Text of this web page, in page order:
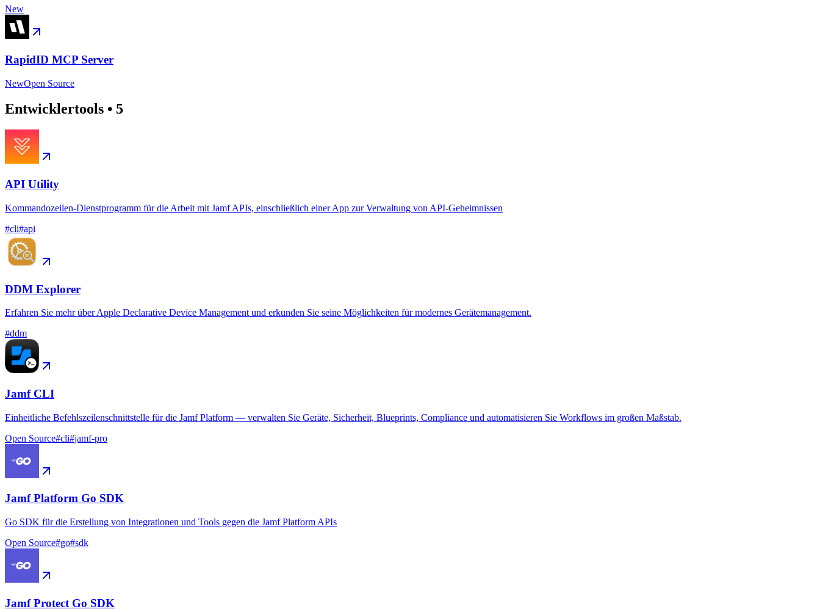
New
RapidID MCP Server
NewOpen Source
Entwicklertools • 5
API Utility
Kommandozeilen-Dienstprogramm für die Arbeit mit Jamf APIs, einschließlich einer App zur Verwaltung von API-Geheimnissen
#cli#api
DDM Explorer
Erfahren Sie mehr über Apple Declarative Device Management und erkunden Sie seine Möglichkeiten für modernes Gerätemanagement.
#ddm
Jamf CLI
Einheitliche Befehlszeilenschnittstelle für die Jamf Platform — verwalten Sie Geräte, Sicherheit, Blueprints, Compliance und automatisieren Sie Workflows im großen Maßstab.
Open Source#cli#jamf-pro
Jamf Platform Go SDK
Go SDK für die Erstellung von Integrationen und Tools gegen die Jamf Platform APIs
Open Source#go#sdk
Jamf Protect Go SDK